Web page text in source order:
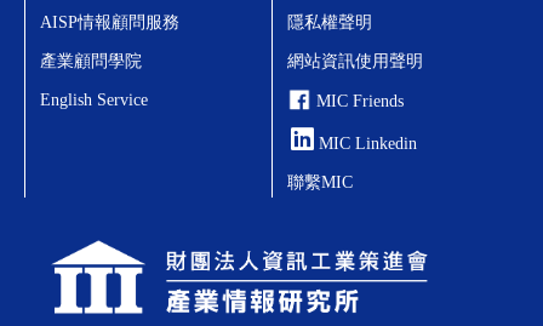
AISP情報顧問服務
產業顧問學院
English Service
隱私權聲明
網站資訊使用聲明
MIC Friends
MIC Linkedin
聯繫MIC